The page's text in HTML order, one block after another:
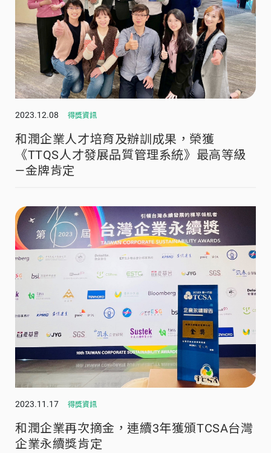
和潤企業人才培育及辦訓成果，榮獲
《TTQS人才發展品質管理系統》最高等級
—金牌肯定
2023.12.08 得獎資訊
和潤企業再次摘金，連續3年獲頒TCSA台灣
企業永續獎肯定
2023.11.17 得獎資訊